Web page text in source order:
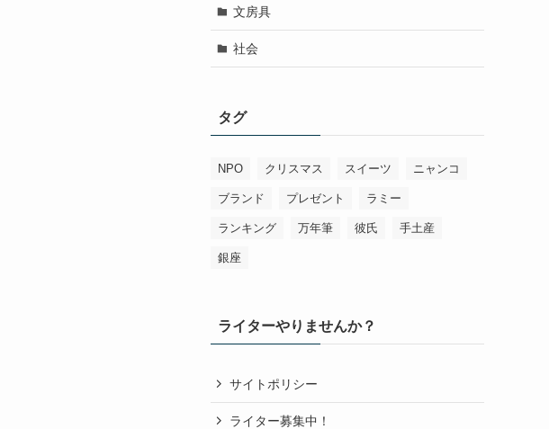
文房具
社会
タグ
NPO クリスマス スイーツ ニャンコ
ブランド プレゼント ラミー
ランキング 万年筆 彼氏 手土産
銀座
ライターやりませんか？
サイトポリシー
ライター募集中！